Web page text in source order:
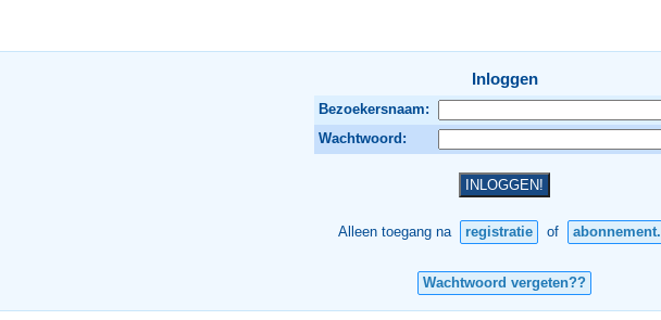
Inloggen
Bezoekersnaam:
Wachtwoord:
Alleen toegang na registratie of abonnement.
Wachtwoord vergeten??